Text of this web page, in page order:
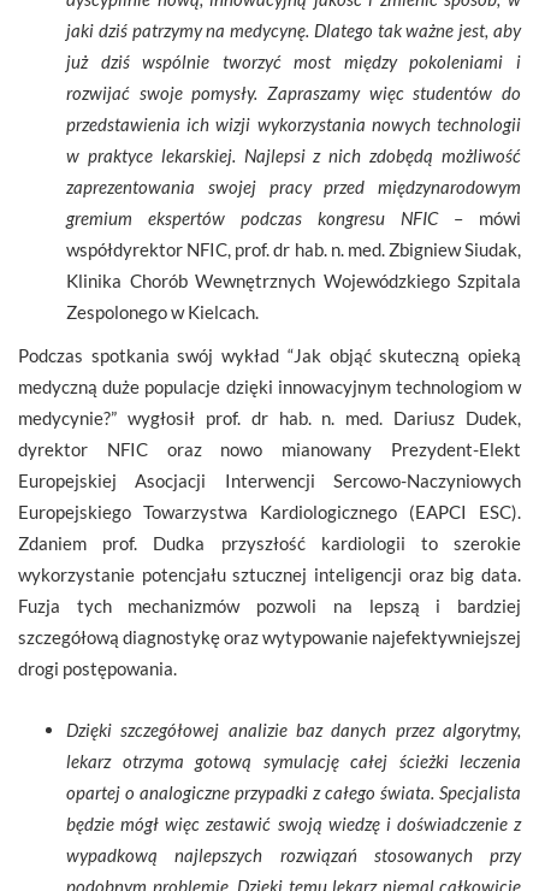
jaki dziś patrzymy na medycynę. Dlatego tak ważne jest, aby
już dziś wspólnie tworzyć most między pokoleniami i
rozwijać swoje pomysły. Zapraszamy więc studentów do
przedstawienia ich wizji wykorzystania nowych technologii
w praktyce lekarskiej. Najlepsi z nich zdobędą możliwość
zaprezentowania swojej pracy przed międzynarodowym
gremium ekspertów podczas kongresu NFIC – mówi
współdyrektor NFIC, prof. dr hab. n. med. Zbigniew Siudak,
Klinika Chorób Wewnętrznych Wojewódzkiego Szpitala
Zespolonego w Kielcach.
Podczas spotkania swój wykład “Jak objąć skuteczną opieką
medyczną duże populacje dzięki innowacyjnym technologiom w
medycynie?” wygłosił prof. dr hab. n. med. Dariusz Dudek,
dyrektor NFIC oraz nowo mianowany Prezydent-Elekt
Europejskiej Asocjacji Interwencji Sercowo-Naczyniowych
Europejskiego Towarzystwa Kardiologicznego (EAPCI ESC).
Zdaniem prof. Dudka przyszłość kardiologii to szerokie
wykorzystanie potencjału sztucznej inteligencji oraz big data.
Fuzja tych mechanizmów pozwoli na lepszą i bardziej
szczegółową diagnostykę oraz wytypowanie najefektywniejszej
drogi postępowania.
Dzięki szczegółowej analizie baz danych przez algorytmy,
lekarz otrzyma gotową symulację całej ścieżki leczenia
opartej o analogiczne przypadki z całego świata. Specjalista
będzie mógł więc zestawić swoją wiedzę i doświadczenie z
wypadkową najlepszych rozwiązań stosowanych przy
podobnym problemie. Dzięki temu lekarz niemal całkowicie